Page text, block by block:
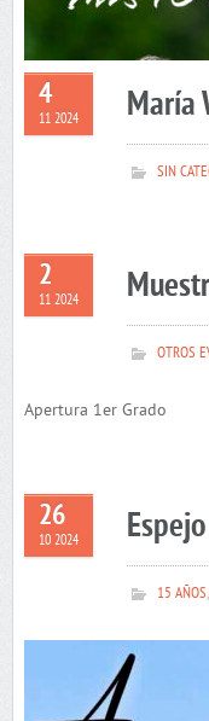
4
11 2024 María
SIN
2
11 2024
OTROS
Apertura 1er Grado
26
10 2024
15 AÑOS,